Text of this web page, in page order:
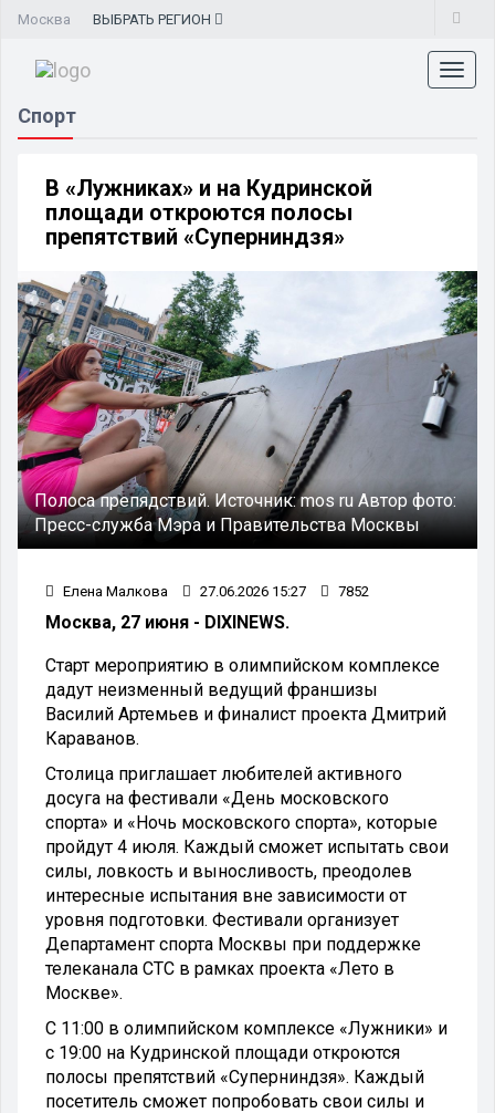
Москва ВЫБРАТЬ РЕГИОН
Спорт
В «Лужниках» и на Кудринской
площади откроются полосы
препятствий «Суперниндзя»
Полоса препядствий.Источник:mos ruАвтор фото:
Пресс-служба Мэра и Правительства Москвы
Елена Малкова 27.06.2026 15:27 7852
Москва, 27 июня - DIXINEWS.
Старт мероприятию в олимпийском комплексе
дадут неизменный ведущий франшизы
Василий Артемьев и финалист проекта Дмитрий
Караванов.
Столица приглашает любителей активного
досуга на фестивали «День московского
спорта» и «Ночь московского спорта», которые
пройдут 4 июля. Каждый сможет испытать свои
силы, ловкость и выносливость, преодолев
интересные испытания вне зависимости от
уровня подготовки. Фестивали организует
Департамент спорта Москвы при поддержке
телеканала СТС в рамках проекта «Лето в
Москве».
С 11:00 в олимпийском комплексе «Лужники» и
с 19:00 на Кудринской площади откроются
полосы препятствий «Суперниндзя». Каждый
посетитель сможет попробовать свои силы и